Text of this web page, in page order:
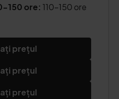
150 ore: 110-150 ore
prețul
prețul
prețul